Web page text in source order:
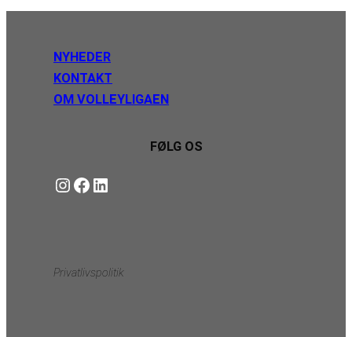
NYHEDER
KONTAKT
OM VOLLEYLIGAEN
FØLG OS
Instagram https://www.facebook.com/danishbeachvolleytour LinkedIn
Privatlivspolitik